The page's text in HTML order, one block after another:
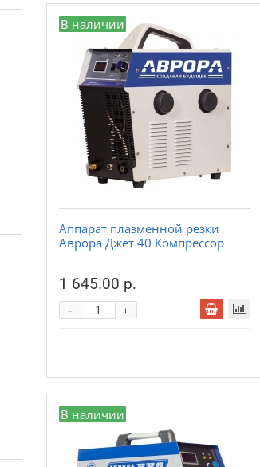
В наличии
Аппарат плазменной резки
Аврора Джет 40 Компрессор
1 645.00 р.
+
-
В наличии